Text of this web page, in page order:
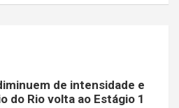
de intensidade e
do Rio volta ao Estágio 1